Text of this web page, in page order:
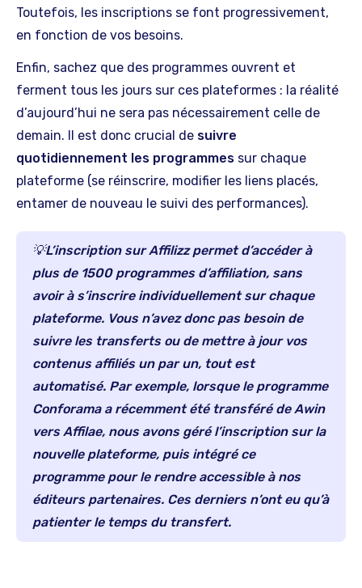
Toutefois, les inscriptions se font progressivement,
en fonction de vos besoins.
Enfin, sachez que des programmes ouvrent et
ferment tous les jours sur ces plateformes : la réalité
d’aujourd’hui ne sera pas nécessairement celle de
demain. Il est donc crucial de suivre
quotidiennement les programmes sur chaque
plateforme (se réinscrire, modifier les liens placés,
entamer de nouveau le suivi des performances).
💡L’inscription sur Affilizz permet d’accéder à
plus de 1500 programmes d’affiliation, sans
avoir à s’inscrire individuellement sur chaque
plateforme. Vous n’avez donc pas besoin de
suivre les transferts ou de mettre à jour vos
contenus affiliés un par un, tout est
automatisé. Par exemple, lorsque le programme
Conforama a récemment été transféré de Awin
vers Affilae, nous avons géré l’inscription sur la
nouvelle plateforme, puis intégré ce
programme pour le rendre accessible à nos
éditeurs partenaires. Ces derniers n’ont eu qu’à
patienter le temps du transfert.